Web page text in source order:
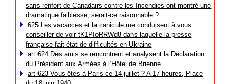
sans renfort de Canadairs contre les Incendies ont montré une
dramatique faiblesse, serait-ce raisonnable ?
625 Les vacances et la canicule me conduisent à vous
conseiller de voir tK1PIoRRWd8 dans laquelle la presse
française fait état de difficultés en Ukraine
art 624 Des amis se rencontrent et analysent la Déclaration
du Président aux Armées à l’Hôtel de Brienne
art 623 Vous êtes à Paris ce 14 juillet ? A 17 heures, Place